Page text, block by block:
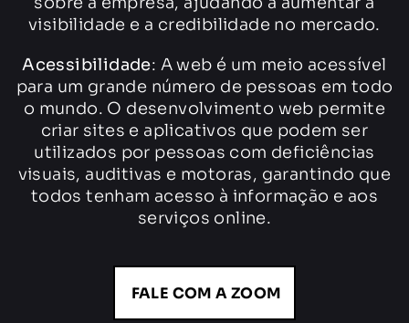
visibilidade e a credibilidade no mercado.
Acessibilidade: A web é um meio acessível
para um grande número de pessoas em todo
o mundo. O desenvolvimento web permite
criar sites e aplicativos que podem ser
utilizados por pessoas com deficiências
visuais, auditivas e motoras, garantindo que
todos tenham acesso à informação e aos
serviços online.
FALE COM A ZOOM